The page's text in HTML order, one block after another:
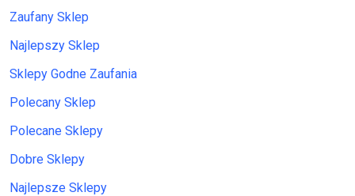
Zaufany Sklep
Najlepszy Sklep
Sklepy Godne Zaufania
Polecany Sklep
Polecane Sklepy
Dobre Sklepy
Najlepsze Sklepy